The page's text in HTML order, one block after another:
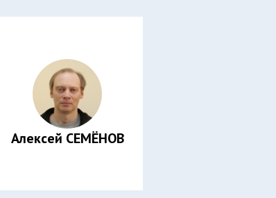
Алексей СЕМЁНОВ